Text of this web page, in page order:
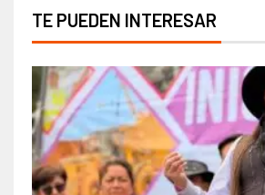
TE PUEDEN INTERESAR